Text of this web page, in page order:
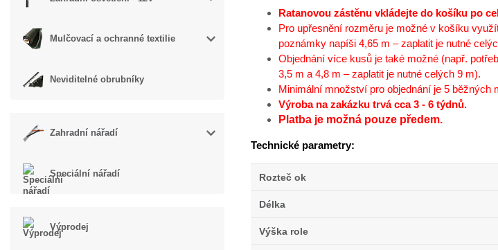
Mulčovací a ochranné textilie
Neviditelné obrubníky
Zahradní nářadí
Speciální nářadí
Výprodej
Ratanovou zástěnu vkládejte do košíku po
Pro upřesnění rozměru je možné v košíku
poznámky napíši 4,65 m – zaplatit je nutné
Objednání více kusů je také možné (např.
3,5 m a 4,8 m – zaplatit je nutné celých 9 m).
Minimální množství pro objednání je 5
Výroba na zakázku trvá cca 3 - 6 týdnů.
Platba je možná pouze předem.
Technické parametry:
Rozteč ok
Délka
Výška role